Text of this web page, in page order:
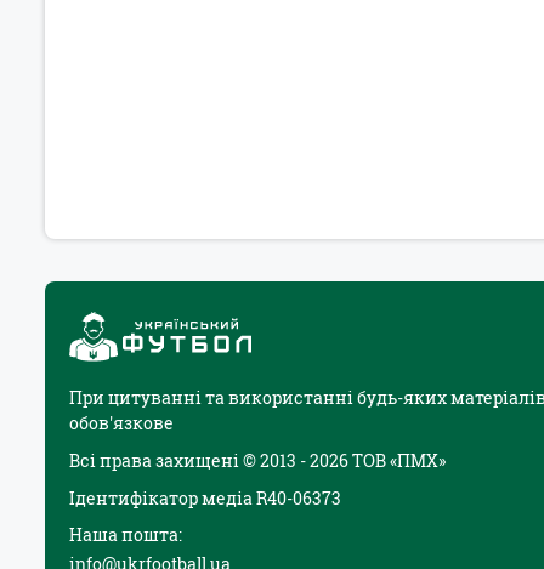
При цитуванні та використанні будь-яких
обов'язкове
Всі права захищені © 2013 - 2026 ТОВ «ПМХ»
Ідентифікатор медіа R40-06373
Наша пошта:
info@ukrfootball.ua